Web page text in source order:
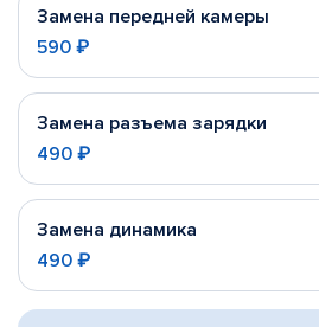
Замена передней камеры
590 ₽
Замена разъема зарядки
490 ₽
Замена динамика
490 ₽